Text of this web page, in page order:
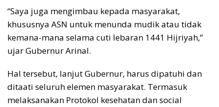
“Saya juga mengimbau kepada masyarakat,
khususnya ASN untuk menunda mudik atau tidak
kemana-mana selama cuti lebaran 1441 Hijriyah,”
ujar Gubernur Arinal.
Hal tersebut, lanjut Gubernur, harus dipatuhi dan
ditaati seluruh elemen masyarakat. Termasuk
melaksanakan Protokol kesehatan dan social